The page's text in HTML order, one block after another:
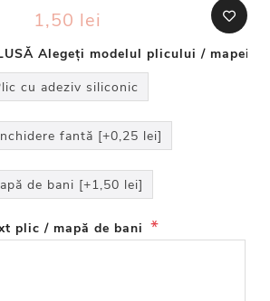
1,50 lei
Alegeți modelul plicului / mapei
cu adeziv siliconic
fantă [+0,25 lei]
de bani [+1,50 lei]
plic / mapă de bani *